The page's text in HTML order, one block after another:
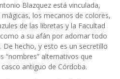
Blazquez está vinculada,
los mecanos de colores,
de las libretas y la Facultad
a su afán por adornar todo
hecho, y esto es un secretillo
“nombres” alternativos que
antiguo de Córdoba.